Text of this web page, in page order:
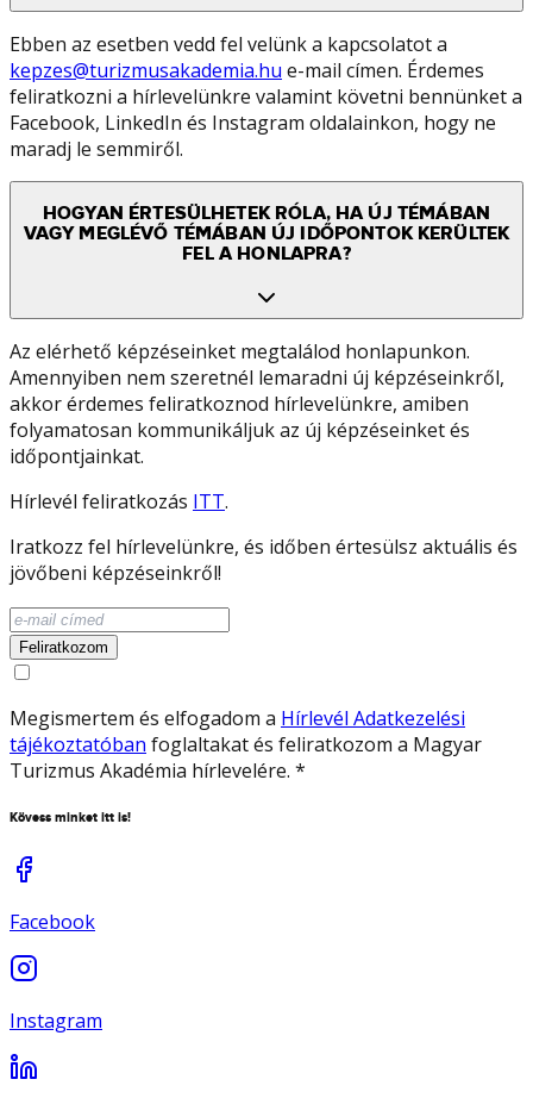
Ebben az esetben vedd fel velünk a kapcsolatot a
kepzes@turizmusakademia.hu e-mail címen. Érdemes
feliratkozni a hírlevelünkre valamint követni bennünket a
Facebook, LinkedIn és Instagram oldalainkon, hogy ne
maradj le semmiről.
HOGYAN ÉRTESÜLHETEK RÓLA, HA ÚJ TÉMÁBAN
VAGY MEGLÉVŐ TÉMÁBAN ÚJ IDŐPONTOK KERÜLTEK
FEL A HONLAPRA?
Az elérhető képzéseinket megtalálod honlapunkon.
Amennyiben nem szeretnél lemaradni új képzéseinkről,
akkor érdemes feliratkoznod hírlevelünkre, amiben
folyamatosan kommunikáljuk az új képzéseinket és
időpontjainkat.
Hírlevél feliratkozás ITT.
Iratkozz fel hírlevelünkre, és időben értesülsz aktuális és
jövőbeni képzéseinkről!
Feliratkozom
Megismertem és elfogadom a Hírlevél Adatkezelési
tájékoztatóban foglaltakat és feliratkozom a Magyar
Turizmus Akadémia hírlevelére. *
Kövess minket itt is!
Facebook
Instagram